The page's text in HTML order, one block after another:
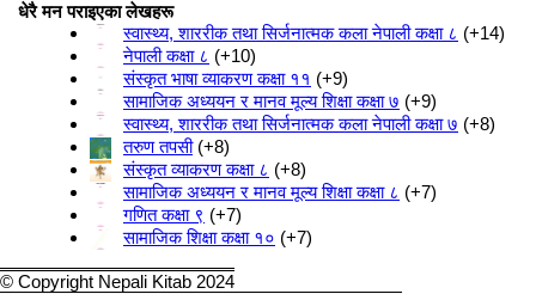
धेरै मन पराइएका लेखहरू
स्वास्थ्य, शाररीक तथा सिर्जनात्मक कला नेपाली कक्षा ८
+14
नेपाली कक्षा ८
+10
संस्कृत भाषा व्याकरण कक्षा ११
+9
सामाजिक अध्ययन र मानव मूल्य शिक्षा कक्षा ७ +9
स्वास्थ्य, शाररीक तथा सिर्जनात्मक कला नेपाली कक्षा ७ +8
तरुण तपसी +8
संस्कृत व्याकरण कक्षा ८
+8
सामाजिक अध्ययन र मानव मूल्य शिक्षा कक्षा ८
+7
गणित कक्षा ९
+7
सामाजिक शिक्षा कक्षा १० +7
© Copyright Nepali Kitab 2024